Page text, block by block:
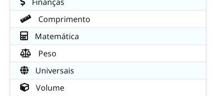
Comprimento
Matemática
Peso
Universais
Volume